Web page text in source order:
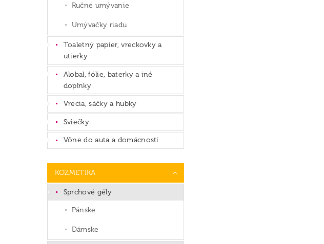
Ručné umývanie
Umývačky riadu
Toaletný papier, vreckovky a
utierky
Alobal, fólie, baterky a iné
doplnky
Vrecia, sáčky a hubky
Sviečky
Vône do auta a domácnosti
KOZMETIKA
Sprchové gély
Pánske
Dámske